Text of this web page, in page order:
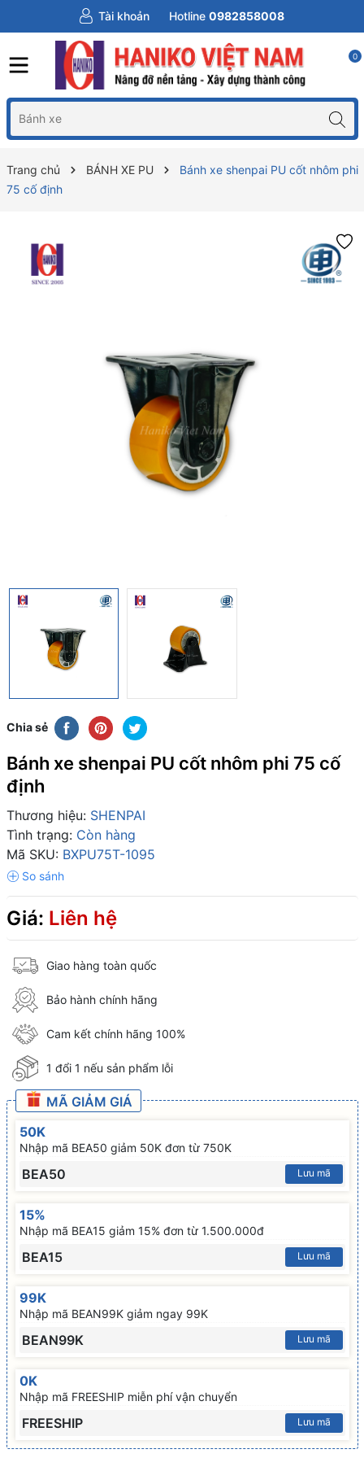
Tài khoản Hotline 0982858008
0
Trang chủ BÁNH XE PU
Bánh xe shenpai PU cốt nhôm phi
75 cố định
Chia sẻ
Bánh xe shenpai PU cốt nhôm phi 75 cố
định
Thương hiệu: SHENPAI
Tình trạng: Còn hàng
Mã SKU: BXPU75T-1095
Giá: Liên hệ
Giao hàng toàn quốc
Bảo hành chính hãng
Cam kết chính hãng 100%
1 đổi 1 nếu sản phẩm lỗi
MÃ GIẢM GIÁ
50K
Nhập mã BEA50 giảm 50K đơn từ 750K
BEA50 Lưu mã
15%
Nhập mã BEA15 giảm 15% đơn từ 1.500.000đ
BEA15 Lưu mã
99K
Nhập mã BEAN99K giảm ngay 99K
BEAN99K Lưu mã
0K
Nhập mã FREESHIP miễn phí vận chuyển
FREESHIP Lưu mã